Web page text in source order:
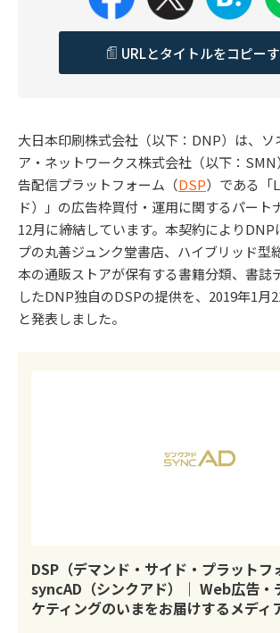
URLとタイトルをコピー
大日本印刷株式会社（以下：DNP）は、ソ
ア・ネットワークス株式会社（以下：
告配信プラットフォーム（DSP）である「
ド）」の広告枠買付・運用に関するパート
12月に締結しています。本契約によりDNP
プの丸善ジュンク堂書店、ハイブリッド
本の通販ストアが保有する書籍分類、書誌
したDNP独自のDSPの提供を、2019年1月
と発表しました。
DSP（デマンド・サイド・プラットフ
syncAD（シンクアド）｜ Web広告・
ケティングのいまをお届けするメディ